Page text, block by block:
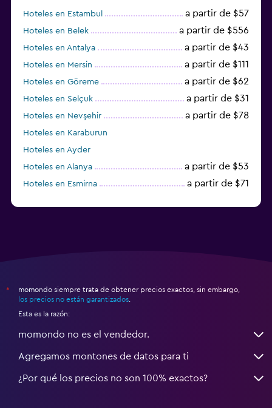
Hoteles en Estambul a partir de $57
Hoteles en Belek a partir de $556
Hoteles en Antalya a partir de $43
Hoteles en Mersin a partir de $111
Hoteles en Göreme a partir de $62
Hoteles en Selçuk a partir de $31
Hoteles en Nevşehir a partir de $78
Hoteles en Karaburun
Hoteles en Ayder
Hoteles en Alanya
a partir de $53
Hoteles en Esmirna a partir de $71
*
momondo siempre trata de obtener precios exactos, sin embargo,
los precios no están garantizados
Esta es la razón:
momondo no es el vendedor.
Agregamos montones de datos para ti
¿Por qué los precios no son 100% exactos?